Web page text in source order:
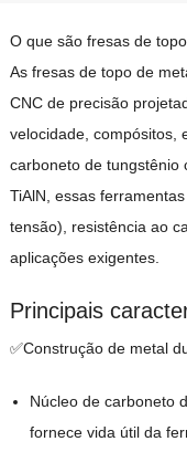
O que são fresas de
As fresas de topo de
CNC de precisão
velocidade, compósitos,
carboneto de tungstênio
TiAlN, essas
tensão), resistência ao
aplicações exigentes.
Principais
✅Construção de metal
Núcleo de carboneto
fornece vida útil da